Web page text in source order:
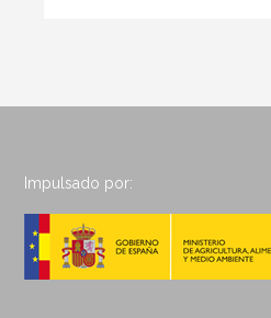
Impulsado por: